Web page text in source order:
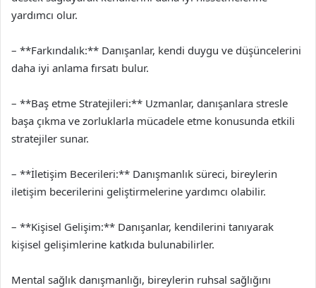
yardımcı olur.
– **Farkındalık:** Danışanlar, kendi duygu ve düşüncelerini
daha iyi anlama fırsatı bulur.
– **Baş etme Stratejileri:** Uzmanlar, danışanlara stresle
başa çıkma ve zorluklarla mücadele etme konusunda etkili
stratejiler sunar.
– **İletişim Becerileri:** Danışmanlık süreci, bireylerin
iletişim becerilerini geliştirmelerine yardımcı olabilir.
– **Kişisel Gelişim:** Danışanlar, kendilerini tanıyarak
kişisel gelişimlerine katkıda bulunabilirler.
Mental sağlık danışmanlığı, bireylerin ruhsal sağlığını